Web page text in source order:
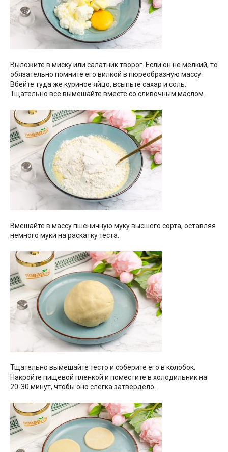
Выложите в миску или салатник творог. Если он не мелкий, то
обязательно помните его вилкой в пюреобразную массу.
Вбейте туда же куриное яйцо, всыпьте сахар и соль.
Тщательно все вымешайте вместе со сливочным маслом.
Вмешайте в массу пшеничную муку высшего сорта, оставляя
немного муки на раскатку теста.
Тщательно вымешайте тесто и соберите его в колобок.
Накройте пищевой пленкой и поместите в холодильник на
20-30 минут, чтобы оно слегка затвердело.